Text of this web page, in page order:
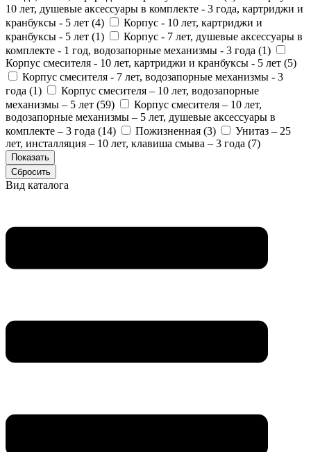
10 лет, душевые аксессуары в комплекте - 3 года, картриджи и
кранбуксы - 5 лет (4)
Корпус - 10 лет, картриджи и
кранбуксы - 5 лет (1)
Корпус - 7 лет, душевые аксессуары в
комплекте - 1 год, водозапорные механизмы - 3 года (1)
Корпус смесителя - 10 лет, картриджи и кранбуксы - 5 лет (5)
Корпус смесителя - 7 лет, водозапорные механизмы - 3
года (1)
Корпус смесителя – 10 лет, водозапорные
механизмы – 5 лет (59)
Корпус смесителя – 10 лет,
водозапорные механизмы – 5 лет, душевые аксессуары в
комплекте – 3 года (14) Пожизненная (3)
Унитаз – 25
лет, инсталляция – 10 лет, клавиша смыва – 3 года (7)
Вид каталога